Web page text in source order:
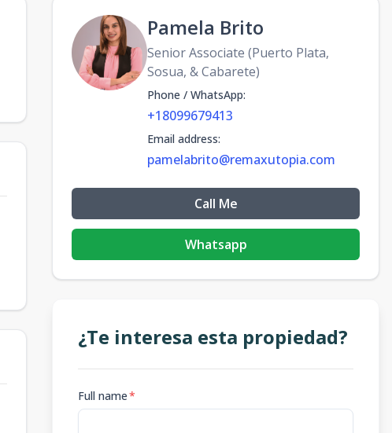
Pamela Brito
Senior Associate (Puerto Plata,
Sosua, & Cabarete)
Phone / WhatsApp:
+18099679413
Email address:
pamelabrito@remaxutopia.com
Call Me
Whatsapp
¿Te interesa esta propiedad?
Full name*